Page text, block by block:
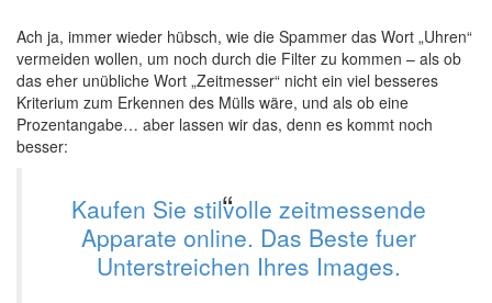
Ach ja, immer wieder hübsch, wie die Spammer das Wort „Uhren“
vermeiden wollen, um noch durch die Filter zu kommen – als ob
das eher unübliche Wort „Zeitmesser“ nicht ein viel besseres
Kriterium zum Erkennen des Mülls wäre, und als ob eine
Prozentangabe… aber lassen wir das, denn es kommt noch
besser:
Kaufen Sie stilvolle zeitmessende
Apparate online. Das Beste fuer
Unterstreichen Ihres Images.